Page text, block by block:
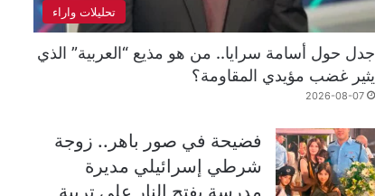
تحليلات واراء
جدل حول أسامة سرايا.. من هو مذيع “العربية” الذي
يثير غضب مؤيدي المقاومة؟
2026-08-07
فضيحة في صور باهر.. زوجة
شرطي إسرائيلي مديرة